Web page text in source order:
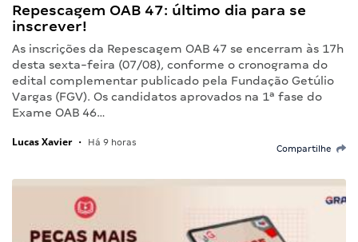
Repescagem OAB 47: último dia para se
inscrever!
As inscrições da Repescagem OAB 47 se encerram às 17h
desta sexta-feira (07/08), conforme o cronograma do
edital complementar publicado pela Fundação Getúlio
Vargas (FGV). Os candidatos aprovados na 1ª fase do
Exame OAB 46…
Lucas Xavier • Há 9 horas
Compartilhe